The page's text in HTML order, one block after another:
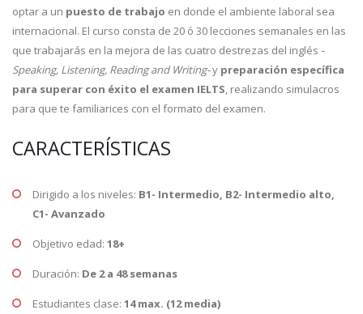
optar a un puesto de trabajo en donde el ambiente laboral sea
internacional. El curso consta de 20 ó 30 lecciones semanales en las
que trabajarás en la mejora de las cuatro destrezas del inglés -
Speaking, Listening, Reading and Writing-y preparación específica
para superar con éxito el examen IELTS, realizando simulacros
para que te familiarices con el formato del examen.
CARACTERÍSTICAS
Dirigido a los niveles: B1- Intermedio, B2- Intermedio alto,
C1- Avanzado
Objetivo edad: 18+
Duración: De 2 a 48 semanas
Estudiantes clase: 14 max. (12 media)